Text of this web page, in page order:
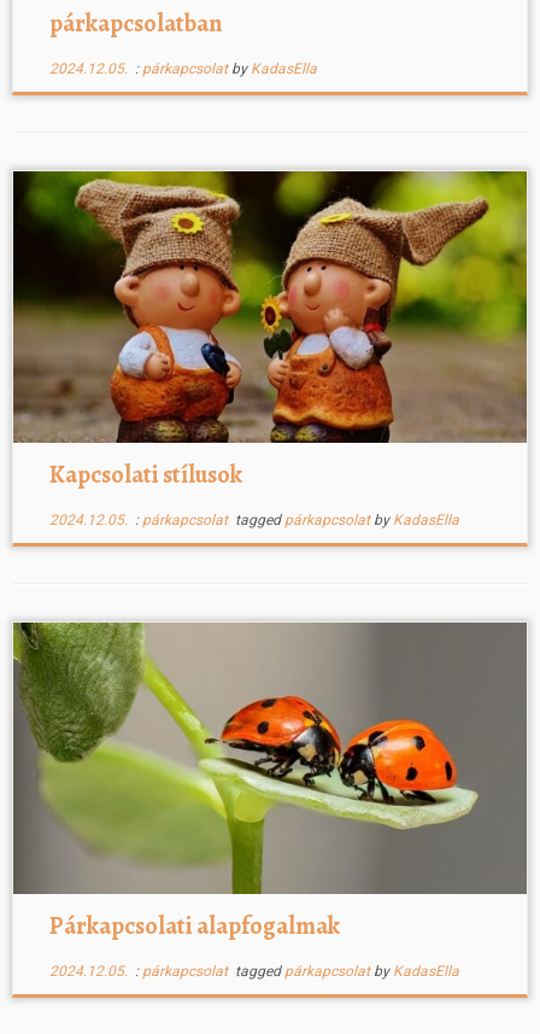
párkapcsolatban
2024.12.05.: párkapcsolat by KadasElla
Kapcsolati stílusok
2024.12.05.: párkapcsolat tagged párkapcsolat by KadasElla
Párkapcsolati alapfogalmak
2024.12.05.: párkapcsolat tagged párkapcsolat by KadasElla